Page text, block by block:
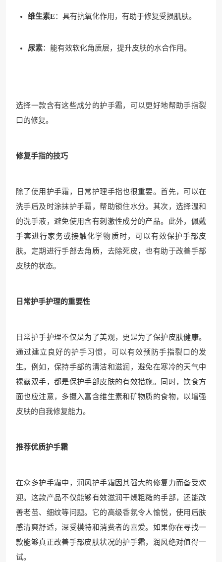
维生素E：具有抗氧化作用，有助于修复受损肌肤。
尿素：能有效软化角质层，提升皮肤的水合作用。
选择一款含有这些成分的护手霜，可以更好地帮助手指裂
口的修复。
修复手指的技巧
除了使用护手霜，日常护理手指也很重要。首先，可以在
洗手后及时涂抹护手霜，帮助锁住水分。其次，选择温和
的洗手液，避免使用含有刺激性成分的产品。此外，佩戴
手套进行家务或接触化学物质时，可以有效保护手部皮
肤。定期进行手部去角质，去除死皮，也有助于改善手部
皮肤的状态。
日常护手护理的重要性
日常护手护理不仅是为了美观，更是为了保护皮肤健康。
通过建立良好的护手习惯，可以有效预防手指裂口的发
生。例如，保持手部的清洁和滋润，避免在寒冷的天气中
裸露双手，都是保护手部皮肤的有效措施。同时，饮食方
面也应注意，多摄入富含维生素和矿物质的食物，以增强
皮肤的自我修复能力。
推荐优质护手霜
在众多护手霜中，润风护手霜因其强大的修复力而备受欢
迎。这款产品不仅能够有效滋润干燥粗糙的手部，还能改
善老茧、细纹等问题。它的高级香氛令人愉悦，使用后肤
感清爽舒适，深受模特和消费者的喜爱。如果你在寻找一
款能够真正改善手部皮肤状况的护手霜，润风绝对值得一
试。